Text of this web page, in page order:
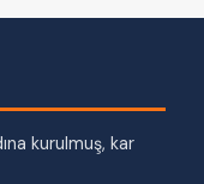
kurulmuş, kar